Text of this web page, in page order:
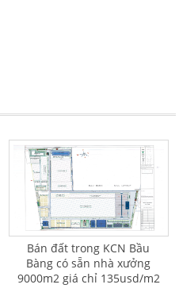
Bán đất trong KCN Bầu
Bàng có sẵn nhà xưởng
9000m2 giá chỉ 135usd/m2